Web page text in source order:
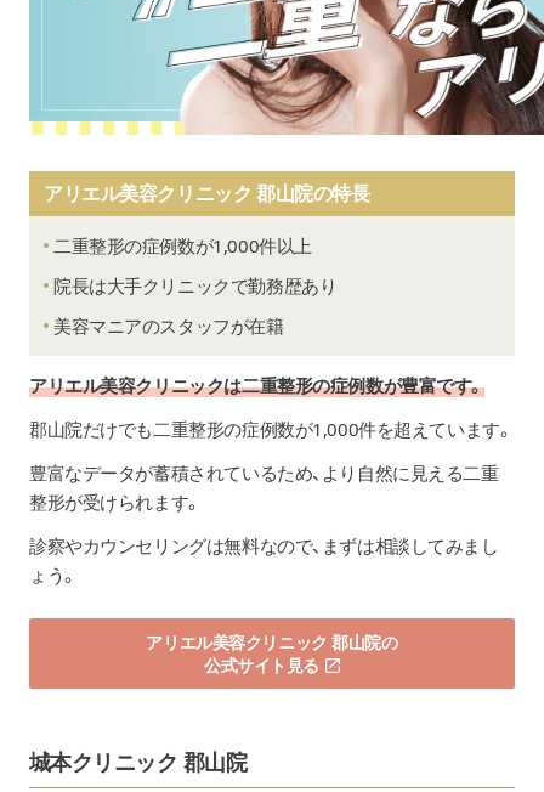
アリエル美容クリニック 郡山院の特長
二重整形の症例数が1,000件以上
院長は大手クリニックで勤務歴あり
美容マニアのスタッフが在籍
アリエル美容クリニックは二重整形の症例数が豊富です。
郡山院だけでも二重整形の症例数が1,000件を超えています。
豊富なデータが蓄積されているため、より自然に見える二重
整形が受けられます。
診察やカウンセリングは無料なので、まずは相談してみまし
ょう。
アリエル美容クリニック 郡山院の
公式サイト見る
城本クリニック 郡山院